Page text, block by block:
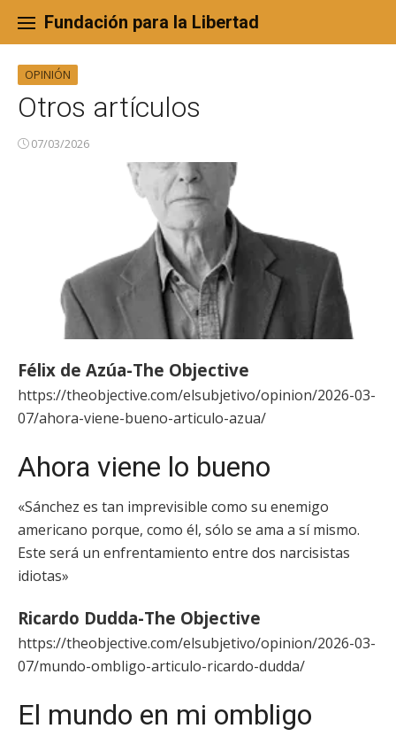
content
Fundación para la Libertad
OPINIÓN
Otros artículos
07/03/2026
Félix de Azúa-The Objective
https://theobjective.com/elsubjetivo/opinion/2026-03-
07/ahora-viene-bueno-articulo-azua/
Ahora viene lo bueno
«Sánchez es tan imprevisible como su enemigo
americano porque, como él, sólo se ama a sí mismo.
Este será un enfrentamiento entre dos narcisistas
idiotas»
Ricardo Dudda-The Objective
https://theobjective.com/elsubjetivo/opinion/2026-03-
07/mundo-ombligo-articulo-ricardo-dudda/
El mundo en mi ombligo